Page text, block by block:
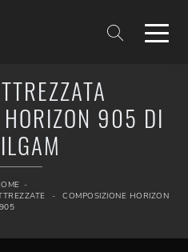
HORIZON 905 DI
-
-
COMPOSIZIONE HORIZON
905